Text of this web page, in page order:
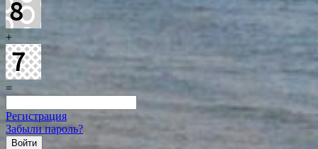
+
=
Регистрация
Забыли пароль?